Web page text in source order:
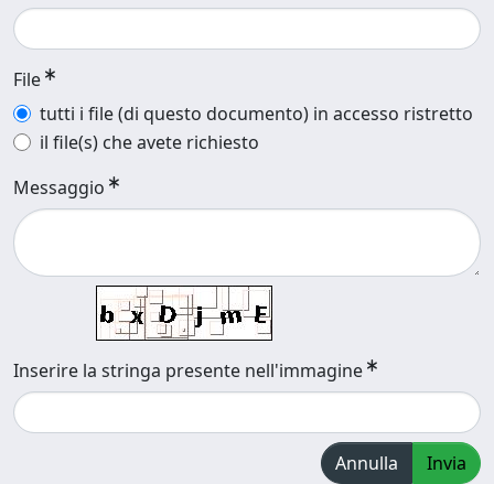
File
tutti i file (di questo documento) in accesso ristretto
il file(s) che avete richiesto
Messaggio
Inserire la stringa presente nell'immagine
Annulla Invia